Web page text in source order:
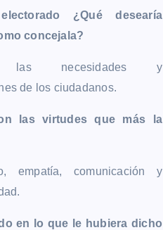
¿Qué desearía
concejala?
las necesidades y
de los ciudadanos.
las virtudes que más la
empatía, comunicación y
en lo que le hubiera dicho